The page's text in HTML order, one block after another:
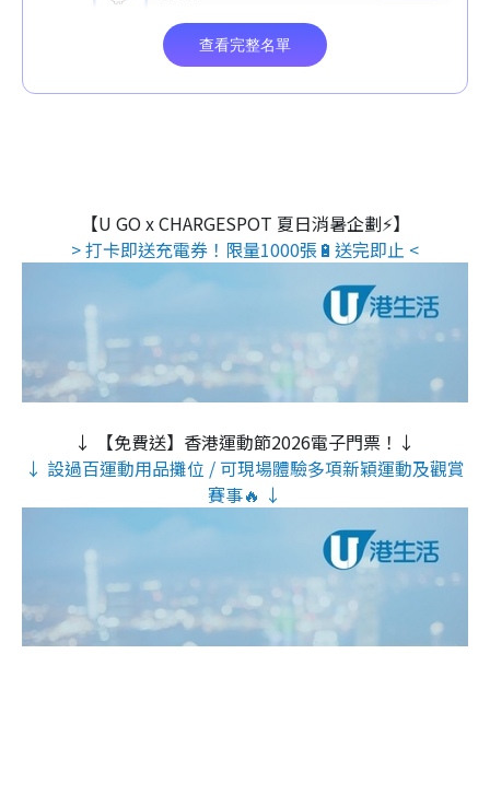
【U GO x CHARGESPOT 夏日消暑企劃⚡】
> 打卡即送充電券！限量1000張🔋送完即止 <
↓ 【免費送】香港運動節2026電子門票！↓
↓ 設過百運動用品攤位 / 可現場體驗多項新穎運動及觀賞
賽事🔥 ↓